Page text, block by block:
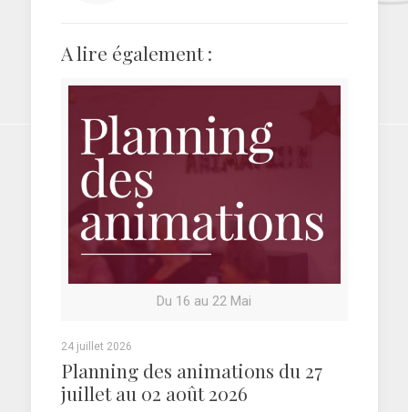
A lire également :
Du 16 au 22 Mai
24 juillet 2026
Planning des animations du 27
juillet au 02 août 2026